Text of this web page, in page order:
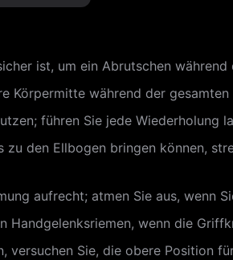
ist, um ein Abrutschen
Körpermitte während der
führen Sie jede Wiederholung
zu den Ellbogen bringen können,
aufrecht; atmen Sie aus, wenn
Handgelenksriemen, wenn die
versuchen Sie, die obere Position